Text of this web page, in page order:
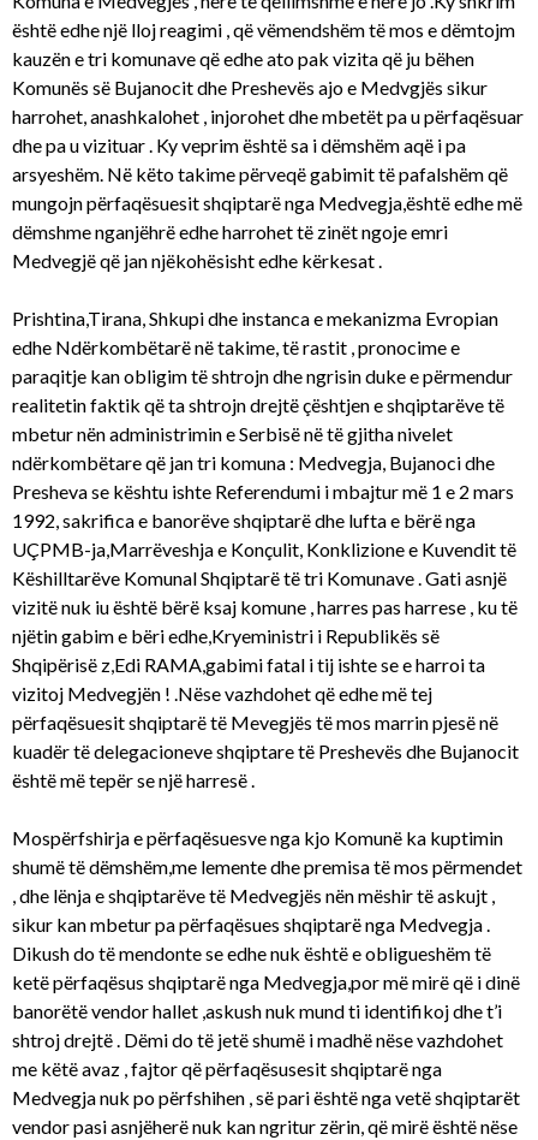
është edhe një lloj reagimi , që vëmendshëm të mos e dëmtojm
kauzën e tri komunave që edhe ato pak vizita që ju bëhen
Komunës së Bujanocit dhe Preshevës ajo e Medvgjës sikur
harrohet, anashkalohet , injorohet dhe mbetët pa u përfaqësuar
dhe pa u vizituar . Ky veprim është sa i dëmshëm aqë i pa
arsyeshëm. Në këto takime përveqë gabimit të pafalshëm që
mungojn përfaqësuesit shqiptarë nga Medvegja,është edhe më
dëmshme nganjëhrë edhe harrohet të zinët ngoje emri
Medvegjë që jan njëkohësisht edhe kërkesat .
Prishtina,Tirana, Shkupi dhe instanca e mekanizma Evropian
edhe Ndërkombëtarë në takime, të rastit , pronocime e
paraqitje kan obligim të shtrojn dhe ngrisin duke e përmendur
realitetin faktik që ta shtrojn drejtë çështjen e shqiptarëve të
mbetur nën administrimin e Serbisë në të gjitha nivelet
ndërkombëtare që jan tri komuna : Medvegja, Bujanoci dhe
Presheva se kështu ishte Referendumi i mbajtur më 1 e 2 mars
1992, sakrifica e banorëve shqiptarë dhe lufta e bërë nga
UÇPMB-ja,Marrëveshja e Konçulit, Konklizione e Kuvendit të
Këshilltarëve Komunal Shqiptarë të tri Komunave . Gati asnjë
vizitë nuk iu është bërë ksaj komune , harres pas harrese , ku të
njëtin gabim e bëri edhe,Kryeministri i Republikës së
Shqipërisë z,Edi RAMA,gabimi fatal i tij ishte se e harroi ta
vizitoj Medvegjën ! .Nëse vazhdohet që edhe më tej
përfaqësuesit shqiptarë të Mevegjës të mos marrin pjesë në
kuadër të delegacioneve shqiptare të Preshevës dhe Bujanocit
është më tepër se një harresë .
Mospërfshirja e përfaqësuesve nga kjo Komunë ka kuptimin
shumë të dëmshëm,me lemente dhe premisa të mos përmendet
, dhe lënja e shqiptarëve të Medvegjës nën mëshir të askujt ,
sikur kan mbetur pa përfaqësues shqiptarë nga Medvegja .
Dikush do të mendonte se edhe nuk është e obligueshëm të
ketë përfaqësus shqiptarë nga Medvegja,por më mirë që i dinë
banorëtë vendor hallet ,askush nuk mund ti identifikoj dhe t’i
shtroj drejtë . Dëmi do të jetë shumë i madhë nëse vazhdohet
me këtë avaz , fajtor që përfaqësusesit shqiptarë nga
Medvegja nuk po përfshihen , së pari është nga vetë shqiptarët
vendor pasi asnjëherë nuk kan ngritur zërin, që mirë është nëse